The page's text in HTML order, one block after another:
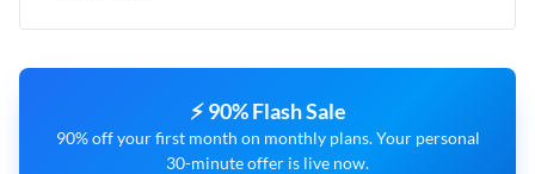
⚡ 90% Flash Sale
90% off your first month on monthly plans. Your personal
30-minute offer is live now.